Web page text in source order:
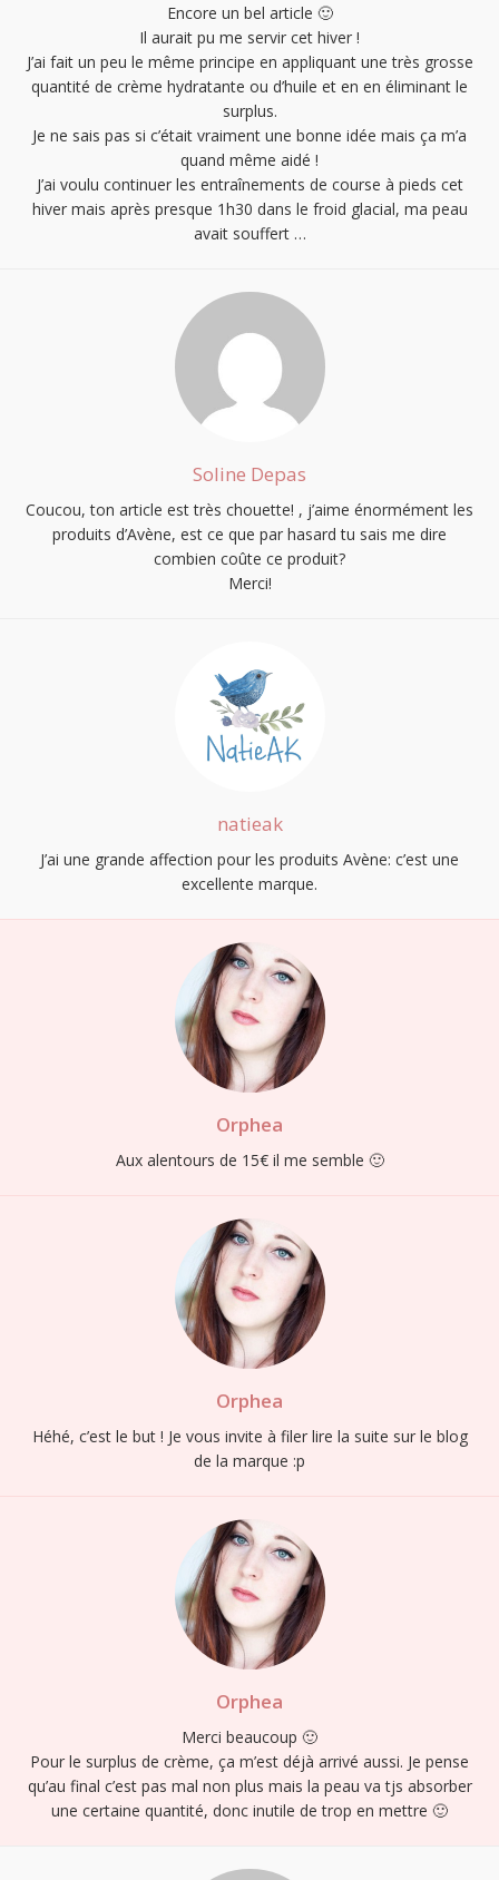
S'INSCRIRE
Encore un bel article 🙂
Il aurait pu me servir cet hiver !
J’ai fait un peu le même principe en appliquant une très grosse
quantité de crème hydratante ou d’huile et en en éliminant le
surplus.
Je ne sais pas si c’était vraiment une bonne idée mais ça m’a
quand même aidé !
J’ai voulu continuer les entraînements de course à pieds cet
hiver mais après presque 1h30 dans le froid glacial, ma peau
avait souffert …
Soline Depas
Coucou, ton article est très chouette! , j’aime énormément les
produits d’Avène, est ce que par hasard tu sais me dire
combien coûte ce produit?
Merci!
natieak
J’ai une grande affection pour les produits Avène: c’est une
excellente marque.
Orphea
Aux alentours de 15€ il me semble 🙂
Orphea
Héhé, c’est le but ! Je vous invite à filer lire la suite sur le blog
de la marque :p
Orphea
Merci beaucoup 🙂
Pour le surplus de crème, ça m’est déjà arrivé aussi. Je pense
qu’au final c’est pas mal non plus mais la peau va tjs absorber
une certaine quantité, donc inutile de trop en mettre 🙂